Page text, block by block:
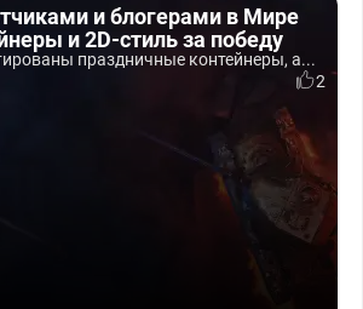
и блогерами в Мире
и 2D-стиль за победу
праздничные контейнеры, а...
2